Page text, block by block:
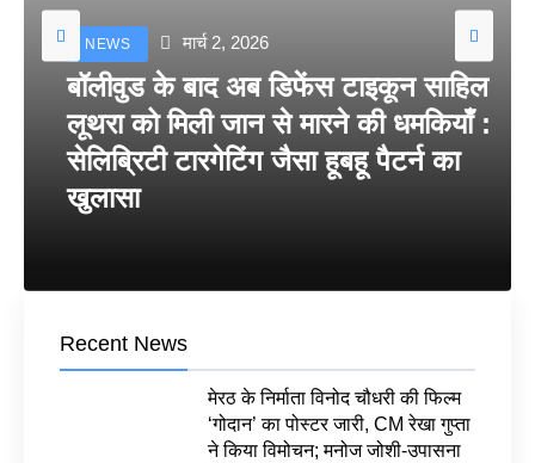
NEWS मार्च 2, 2026
बॉलीवुड के बाद अब डिफेंस टाइकून साहिल
लूथरा को मिली जान से मारने की धमकियाँ :
सेलिब्रिटी टारगेटिंग जैसा हूबहू पैटर्न का
खुलासा
Recent News
मेरठ के निर्माता विनोद चौधरी की फिल्म
‘गोदान’ का पोस्टर जारी, CM रेखा गुप्ता
ने किया विमोचन; मनोज जोशी-उपासना